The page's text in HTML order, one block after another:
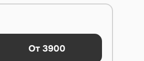
От 3900